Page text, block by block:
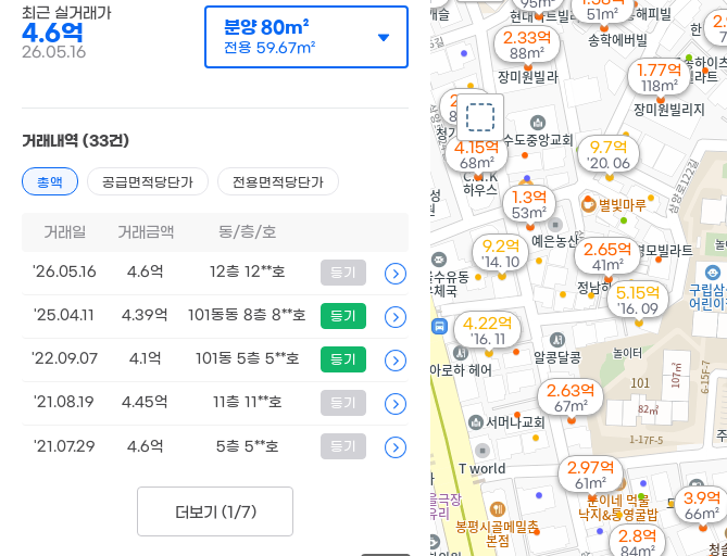
1.3억
53m²
2.97억
61m²
1.77억
118m²
4.15억
68m²
2.65억
41m²
3.9억
66m²
2.8억
84m²
2.63억
67m²
9.7억
'20. 06
2.1억
82m²
4.22억
'16. 11
5.15억
'16. 09
51m²
9.2억
'14. 10
2.33억
88m²
최근 실거래가
4.6억
26.05.16
분양80m²
전용 59.67m²
거래내역 (33건)
총액 공급면적당단가 전용면적당단가
거래일 거래금액 동/층/호
'26.05.16 4.6억 12층 12**호 등기
'25.04.11 4.39억 101동동 8층 8**호 등기
'22.09.07 4.1억 101동 5층 5**호 등기
'21.08.19 4.45억 11층 11**호 등기
'21.07.29 4.6억 5층 5**호 등기
더보기 (1/7)